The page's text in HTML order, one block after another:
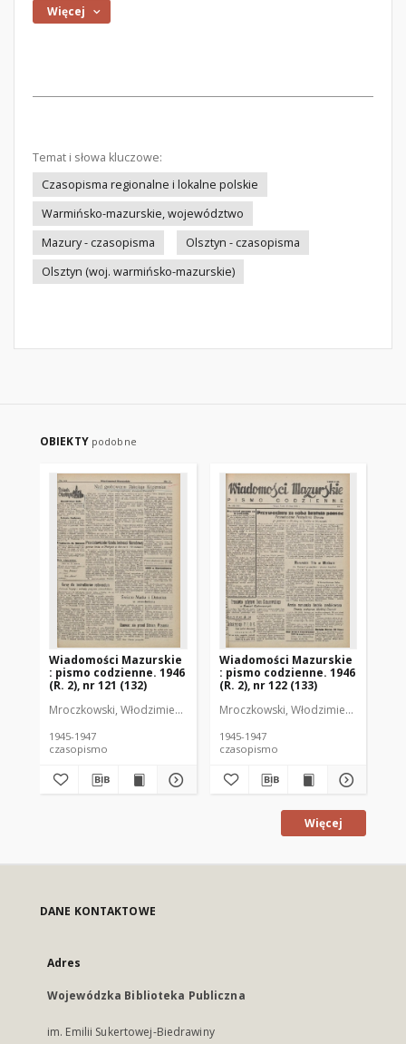
Więcej
Temat i słowa kluczowe:
Czasopisma regionalne i lokalne polskie
Warmińsko-mazurskie, województwo
Mazury - czasopisma
Olsztyn - czasopisma
Olsztyn (woj. warmińsko-mazurskie)
OBIEKTY podobne
Wiadomości Mazurskie
: pismo codzienne. 1946
(R. 2), nr 121 (132)
Mroczkowski, Włodzimierz (1902-1971). Redaktor
1945-1947
czasopismo
Wiadomości Mazurskie
: pismo codzienne. 1946
(R. 2), nr 122 (133)
Mroczkowski, Włodzimierz (1902-
1945-1947
czasopismo
Więcej
DANE KONTAKTOWE
Adres
Wojewódzka Biblioteka Publiczna
im. Emilii Sukertowej-Biedrawiny